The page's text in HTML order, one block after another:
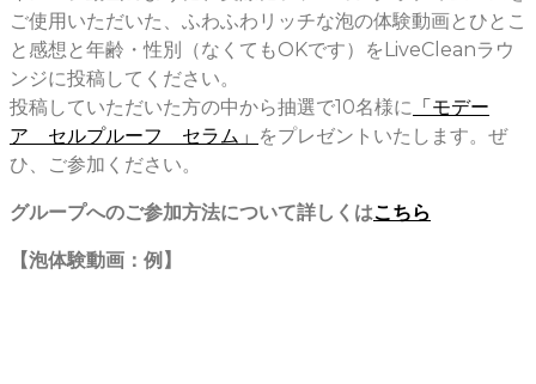
ご使用いただいた、ふわふわリッチな泡の体験動画とひとこ
と感想と年齢・性別（なくてもOKです）をLiveCleanラウ
ンジに投稿してください。
投稿していただいた方の中から抽選で10名様に 「モデー
ア セルプルーフ セラム」 をプレゼントいたします。ぜ
ひ、ご参加ください。
グループへのご参加方法について詳しくはこちら
【泡体験動画：例】